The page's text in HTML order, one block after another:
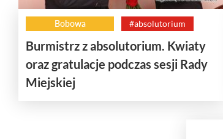
Bobowa #absolutorium
Burmistrz z absolutorium. Kwiaty
oraz gratulacje podczas sesji Rady
Miejskiej